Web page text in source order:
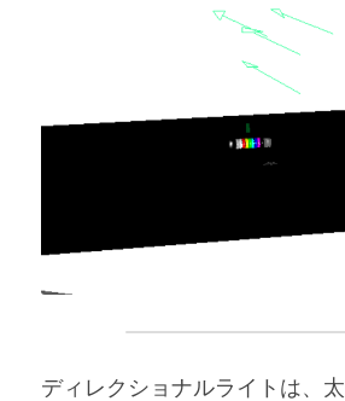
ディレクショナルライトは、